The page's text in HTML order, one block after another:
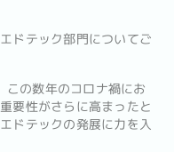
ドテック部門についてご
の数年のコロナ禍にお
要性がさらに高まったと
ドテックの発展に力を入